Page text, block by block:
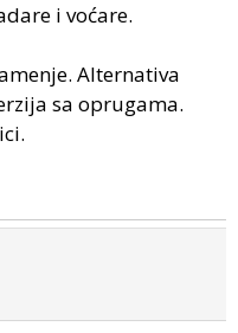
i voćare.
Alternativa
sa oprugama.